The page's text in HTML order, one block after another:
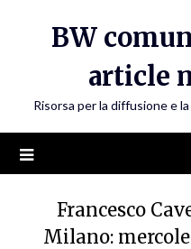
BW
article
Risorsa per la diffusione e
Francesco
Milano: